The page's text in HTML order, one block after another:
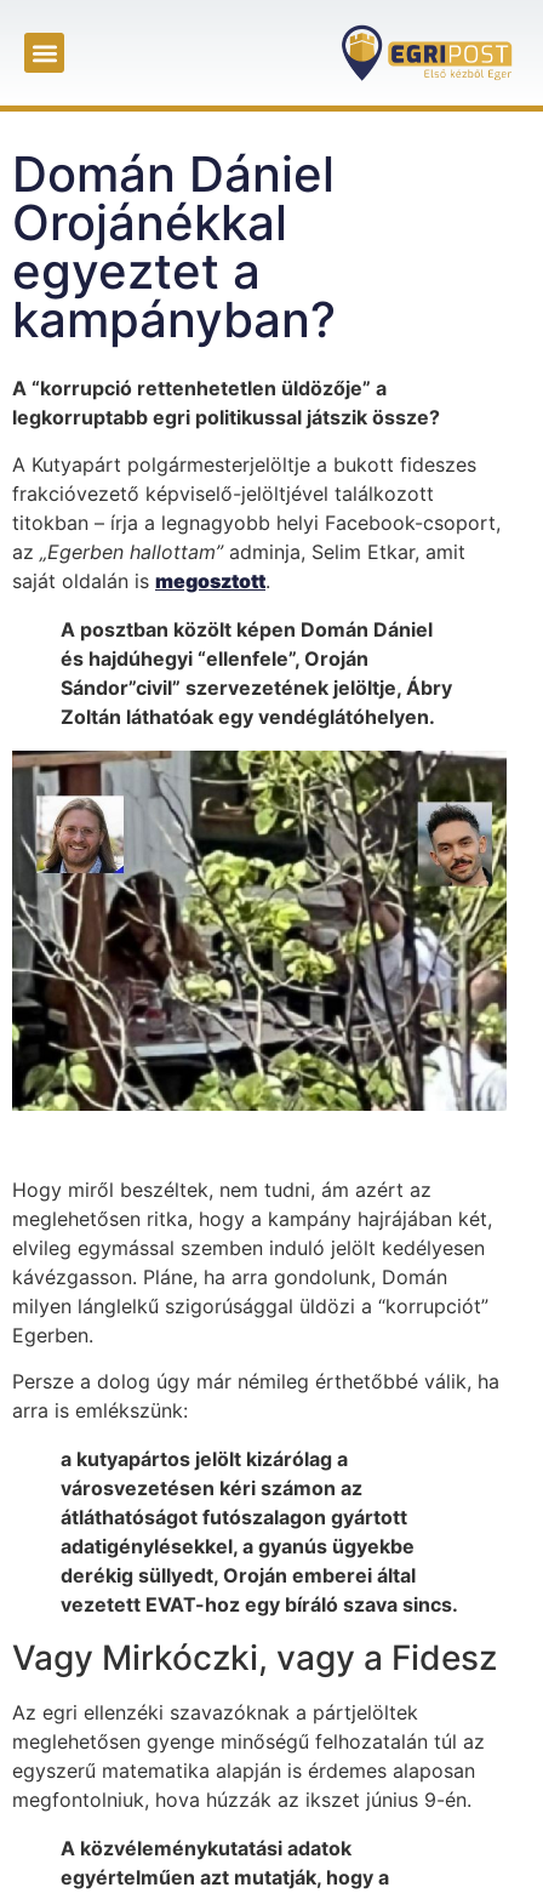
Domán Dániel
Orojánékkal
egyeztet a
kampányban?
A “korrupció rettenhetetlen üldözője” a
legkorruptabb egri politikussal játszik össze?
A Kutyapárt polgármesterjelöltje a bukott fideszes
frakcióvezető képviselő-jelöltjével találkozott
titokban – írja a legnagyobb helyi Facebook-csoport,
az „Egerben hallottam”adminja, Selim Etkar, amit
saját oldalán is megosztott.
A posztban közölt képen Domán Dániel
és hajdúhegyi “ellenfele”, Oroján
Sándor”civil” szervezetének jelöltje, Ábry
Zoltán láthatóak egy vendéglátóhelyen.
Hogy miről beszéltek, nem tudni, ám azért az
meglehetősen ritka, hogy a kampány hajrájában két,
elvileg egymással szemben induló jelölt kedélyesen
kávézgasson. Pláne, ha arra gondolunk, Domán
milyen lánglelkű szigorúsággal üldözi a “korrupciót”
Egerben.
Persze a dolog úgy már némileg érthetőbbé válik, ha
arra is emlékszünk:
a kutyapártos jelölt kizárólag a
városvezetésen kéri számon az
átláthatóságot futószalagon gyártott
adatigénylésekkel, a gyanús ügyekbe
derékig süllyedt, Oroján emberei által
vezetett EVAT-hoz egy bíráló szava sincs.
Vagy Mirkóczki, vagy a Fidesz
Az egri ellenzéki szavazóknak a pártjelöltek
meglehetősen gyenge minőségű felhozatalán túl az
egyszerű matematika alapján is érdemes alaposan
megfontolniuk, hova húzzák az ikszet június 9-én.
A közvéleménykutatási adatok
egyértelműen azt mutatják, hogy a